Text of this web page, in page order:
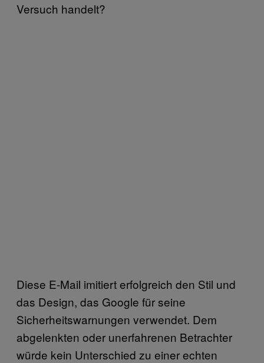
Versuch handelt?
Diese E-Mail imitiert erfolgreich den Stil und
das Design, das Google für seine
Sicherheitswarnungen verwendet. Dem
abgelenkten oder unerfahrenen Betrachter
würde kein Unterschied zu einer echten